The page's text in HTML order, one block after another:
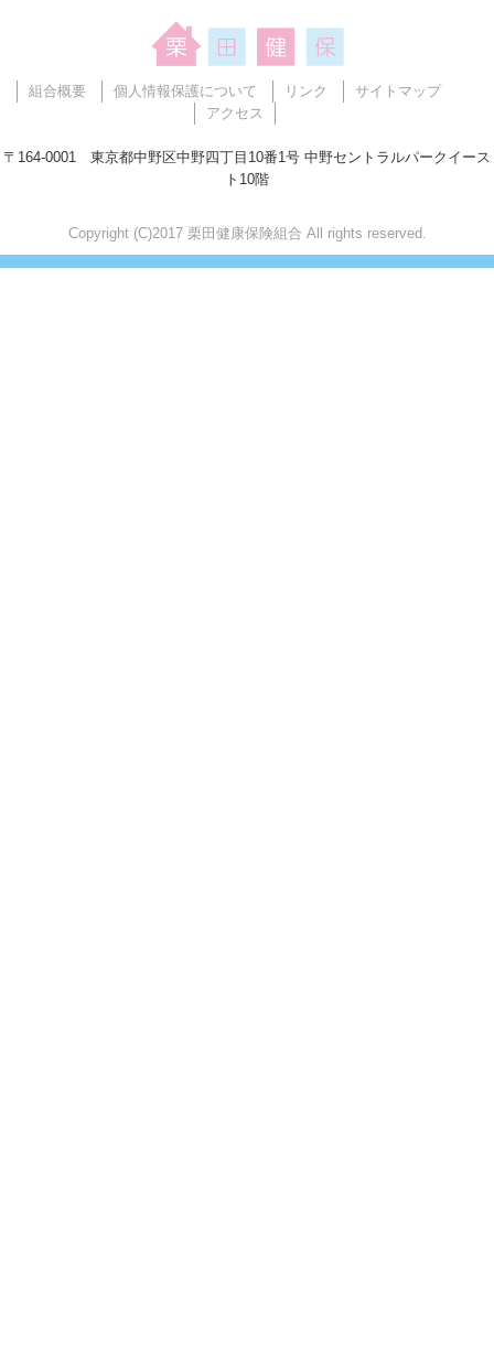
組合概要 個人情報保護について リンク
サイトマップ
アクセス
〒164-0001 東京都中野区中野四丁目10番1号 中野セントラルパークイース
ト10階
Copyright (C)2017 栗田健康保険組合 All rights reserved.